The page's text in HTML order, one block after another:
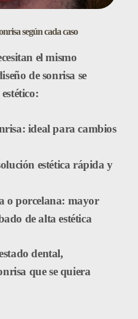
según cada caso
el mismo
de sonrisa se
ideal para cambios
estética rápida y
o porcelana: mayor
de alta estética
dental,
que se quiera